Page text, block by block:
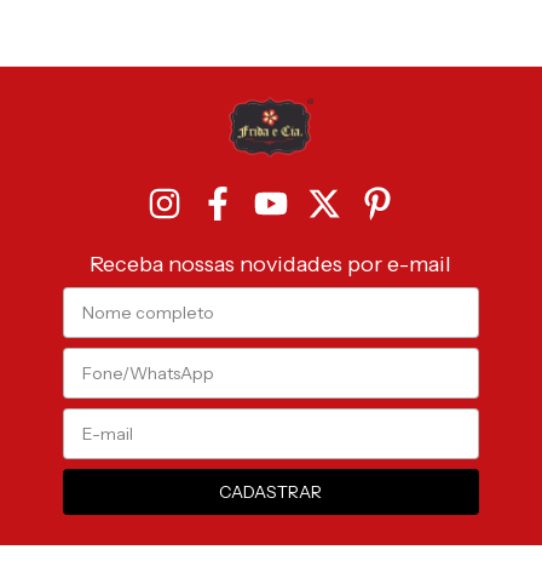
Receba nossas novidades por e-mail